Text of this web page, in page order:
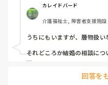
カレイドバード
介護福祉士, 障害者支援施設
うちにもいますが、腫物扱い
それどころか結婚の相談に
回答を